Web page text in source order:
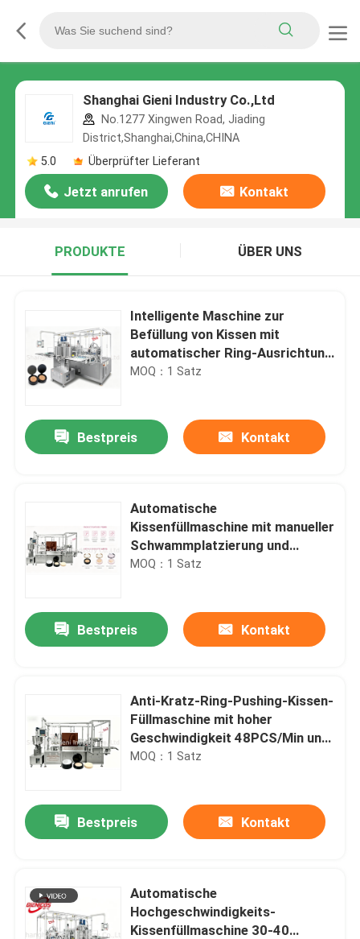
Shanghai Gieni Industry Co.,Ltd
No.1277 Xingwen Road, Jiading
District,Shanghai,China,CHINA
5.0
Überprüfter Lieferant
Jetzt anrufen Kontakt
PRODUKTE ÜBER UNS
Intelligente Maschine zur
Befüllung von Kissen mit
automatischer Ring-Ausrichtung
und Servo-Füllung mit vier Düsen
MOQ：1 Satz
Bestpreis Kontakt
Automatische
Kissenfüllmaschine mit manueller
Schwammplatzierung und
Servofüllung mit vier Düsen für
MOQ：1 Satz
Bestpreis Kontakt
Anti-Kratz-Ring-Pushing-Kissen-
Füllmaschine mit hoher
Geschwindigkeit 48PCS/Min und
vier Düsen-Servo-Füllmaschine
MOQ：1 Satz
Bestpreis Kontakt
Automatische
Hochgeschwindigkeits-
Kissenfüllmaschine 30-40